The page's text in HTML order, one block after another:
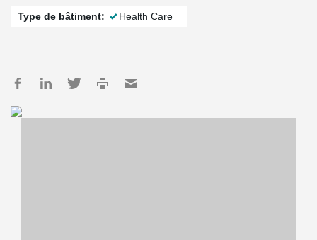
Type de bâtiment: Health Care